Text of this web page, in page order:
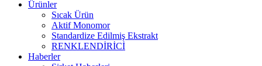
Ürünler
Sıcak Ürün
Aktif Monomor
Standardize Edilmiş Ekstrakt
RENKLENDİRİCİ
Haberler